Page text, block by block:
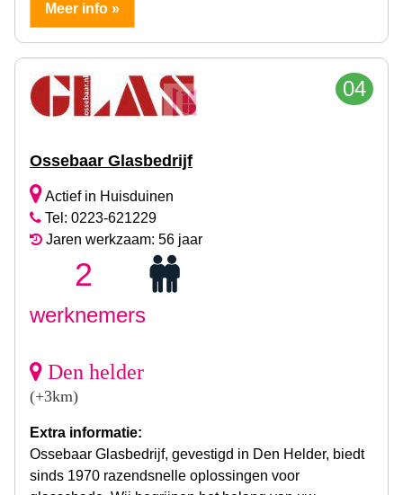
Meer info »
04
Ossebaar Glasbedrijf
Actief in Huisduinen
Tel: 0223-621229
Jaren werkzaam: 56 jaar
2
werknemers
Den helder
(+3km)
Extra informatie:
Ossebaar Glasbedrijf, gevestigd in Den Helder, biedt
sinds 1970 razendsnelle oplossingen voor